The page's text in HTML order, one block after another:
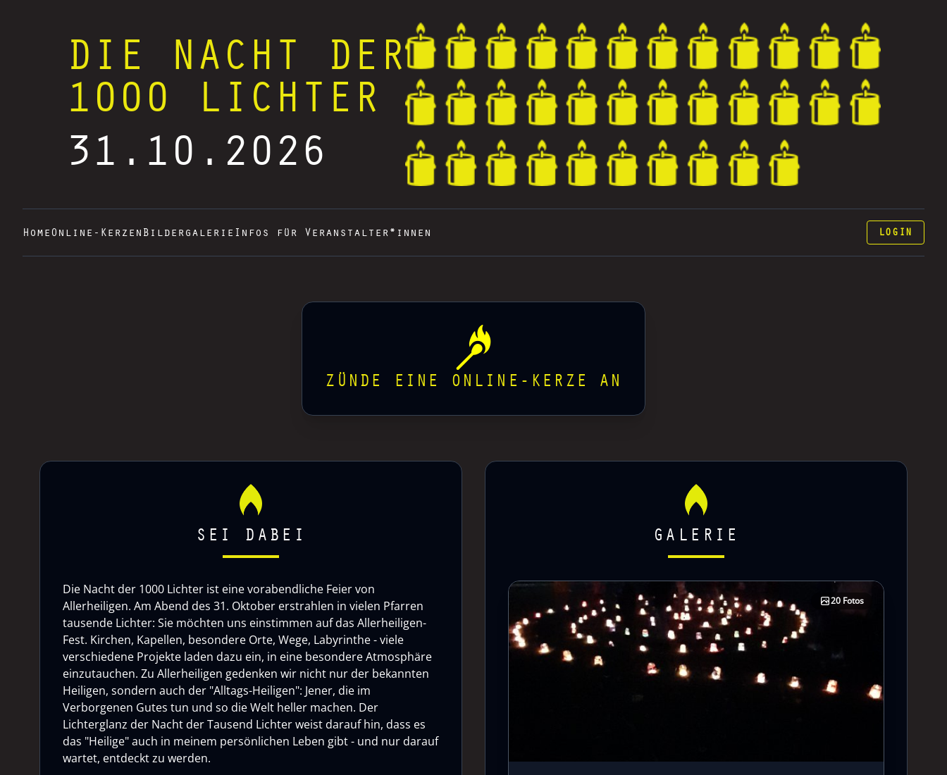
DIE NACHT DER
1000 LICHTER
31.10.2026
HomeOnline-Kerzen Bildergalerie Infos für Veranstalter*innen LOGIN
ZÜNDE EINE ONLINE-KERZE AN
SEI DABEI
Die Nacht der 1000 Lichter ist eine vorabendliche Feier von
Allerheiligen. Am Abend des 31. Oktober erstrahlen in vielen Pfarren
tausende Lichter: Sie möchten uns einstimmen auf das Allerheiligen-
Fest. Kirchen, Kapellen, besondere Orte, Wege, Labyrinthe - viele
verschiedene Projekte laden dazu ein, in eine besondere Atmosphäre
einzutauchen. Zu Allerheiligen gedenken wir nicht nur der bekannten
Heiligen, sondern auch der "Alltags-Heiligen": Jener, die im
Verborgenen Gutes tun und so die Welt heller machen. Der
Lichterglanz der Nacht der Tausend Lichter weist darauf hin, dass es
das "Heilige" auch in meinem persönlichen Leben gibt - und nur darauf
wartet, entdeckt zu werden.
GALERIE
20 Fotos